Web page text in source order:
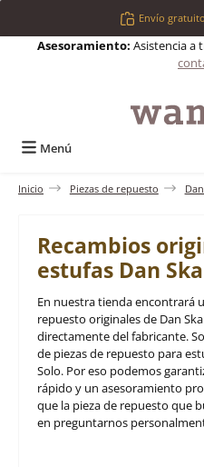
Saltar al contenido principal
Envío
Asesoramiento: Asistencia a
Menú
Inicio Piezas de repuesto
Recambios
estufas Dan
En nuestra tienda encontrará
repuesto originales de Dan
directamente del fabricante.
de piezas de repuesto para
Solo. Por eso podemos
rápido y un asesoramiento
que la pieza de repuesto que
en preguntarnos